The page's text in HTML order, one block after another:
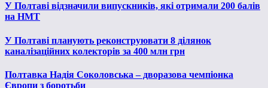
У Полтаві відзначили випускників, які отримали 200 балів
на НМТ
У Полтаві планують реконструювати 8 ділянок
каналізаційних колекторів за 400 млн грн
Полтавка Надія Соколовська – дворазова чемпіонка
Європи з боротьби